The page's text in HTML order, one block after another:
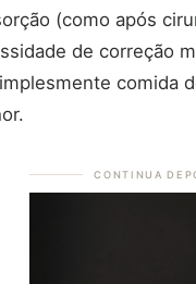
(como após
de correção
comida
CONTINUA